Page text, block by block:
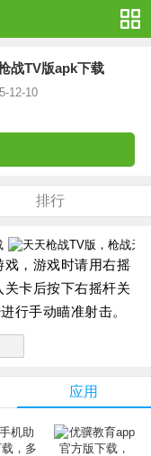
战TV版apk下载
12-10
排行
戏，游戏时请用右摇
卡后按下右摇杆关
行手动瞄准射击。
类计划，代号“变种
，丧尸大战一触即
造“生化丧尸”类题材
技模式、百余种枪
极盛宴。
应用